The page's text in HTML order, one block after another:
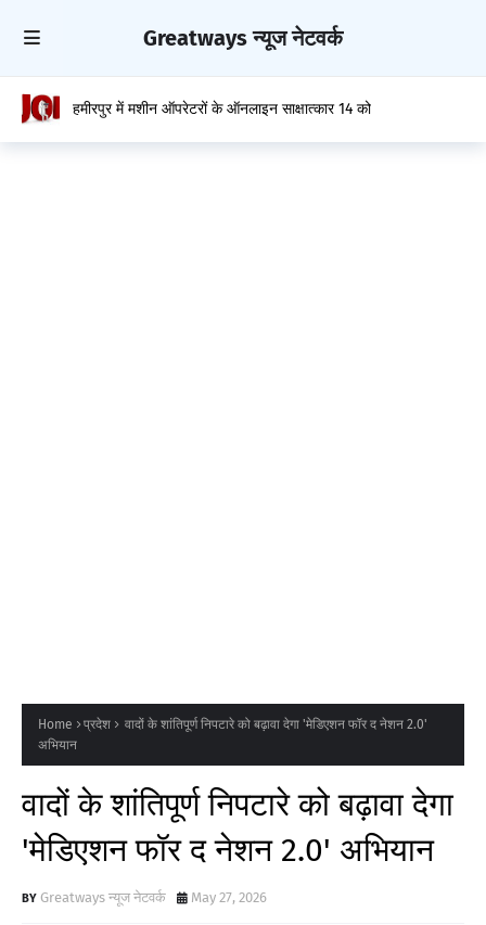
Greatways न्यूज नेटवर्क
हमीरपुर में मशीन ऑपरेटरों के ऑनलाइन साक्षात्कार 14 को
Home प्रदेश
वादों के शांतिपूर्ण निपटारे को बढ़ावा देगा 'मेडिएशन फॉर द नेशन 2.0'
अभियान
वादों के शांतिपूर्ण निपटारे को बढ़ावा देगा
'मेडिएशन फॉर द नेशन 2.0' अभियान
Greatways न्यूज नेटवर्क May 27, 2026